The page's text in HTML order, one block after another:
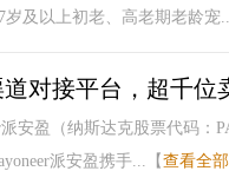
及以上初老、高老期老龄宠
对接平台，超千
安盈（纳斯达克股票代码
派安盈携手...【 查看全部